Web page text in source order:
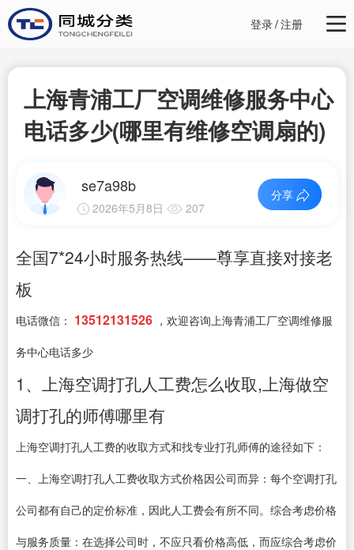
登录/注册
上海青浦工厂空调维修服务中心
电话多少(哪里有维修空调扇的)
se7a98b
2026年5月8日 207
分享
全国7*24小时服务热线——尊享直接对接老
板
电话微信： 13512131526 ，欢迎咨询上海青浦工厂空调维修服
务中心电话多少
1、上海空调打孔人工费怎么收取,上海做空
调打孔的师傅哪里有
上海空调打孔人工费的收取方式和找专业打孔师傅的途径如下：
一、上海空调打孔人工费收取方式价格因公司而异：每个空调打孔
公司都有自己的定价标准，因此人工费会有所不同。综合考虑价格
与服务质量：在选择公司时，不应只看价格高低，而应综合考虑价